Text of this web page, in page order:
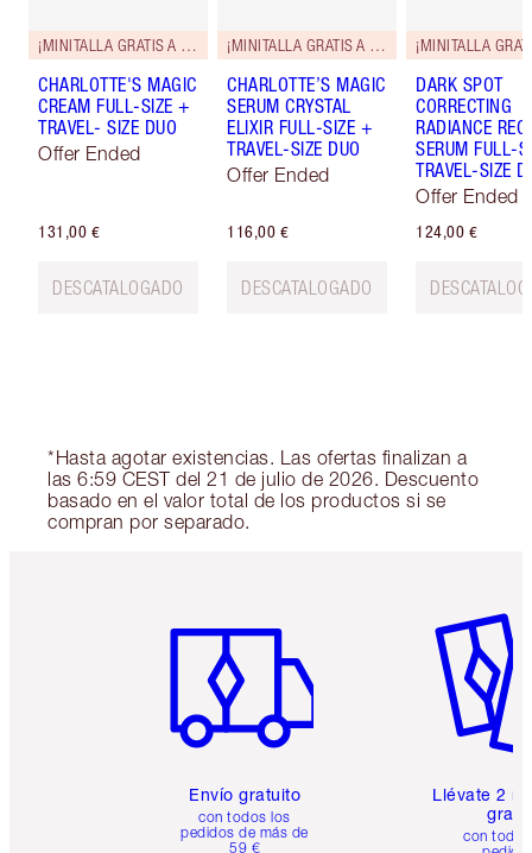
¡MINITALLA GRATIS A JUEGO!
CHARLOTTE'S MAGIC
CREAM FULL-SIZE +
TRAVEL- SIZE DUO
Offer Ended
131,00 €
DESCATALOGADO
¡MINITALLA GRATIS A JUEGO!
CHARLOTTE’S MAGIC
SERUM CRYSTAL
ELIXIR FULL-SIZE +
TRAVEL-SIZE DUO
Offer Ended
116,00 €
DESCATALOGADO
DARK SPOT
CORRECTING
RADIANCE
SERUM FULL-
TRAVEL-SIZE
Offer Ended
124,00 €
*Hasta agotar existencias. Las ofertas finalizan a
las 6:59 CEST del 21 de julio de 2026. Descuento
basado en el valor total de los productos si se
compran por separado.
Envío gratuito
con todos los
pedidos de más de
59 €
Llévate 2
gratis
con